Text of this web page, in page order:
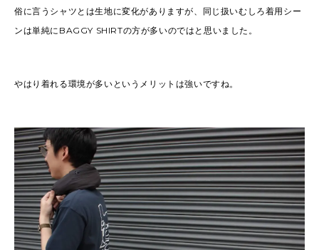
俗に言うシャツとは生地に変化がありますが、同じ扱いむしろ着用シー
ンは単純にBAGGY SHIRTの方が多いのではと思いました。
やはり着れる環境が多いというメリットは強いですね。